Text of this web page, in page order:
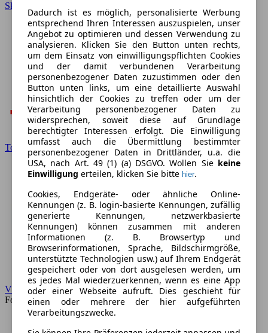
Dadurch ist es möglich, personalisierte Werbung
entsprechend Ihren Interessen auszuspielen, unser
Angebot zu optimieren und dessen Verwendung zu
analysieren. Klicken Sie den Button unten rechts,
um dem Einsatz von einwilligungspflichten Cookies
und der damit verbundenen Verarbeitung
personenbezogener Daten zuzustimmen oder den
Button unten links, um eine detaillierte Auswahl
hinsichtlich der Cookies zu treffen oder um der
Verarbeitung personenbezogener Daten zu
widersprechen, soweit diese auf Grundlage
berechtigter Interessen erfolgt. Die Einwilligung
umfasst auch die Übermittlung bestimmter
personenbezogener Daten in Drittländer, u.a. die
USA, nach Art. 49 (1) (a) DSGVO. Wollen Sie keine
Einwilligung erteilen, klicken Sie bitte hier.
Cookies, Endgeräte- oder ähnliche Online-
Kennungen (z. B. login-basierte Kennungen, zufällig
generierte Kennungen, netzwerkbasierte
Kennungen) können zusammen mit anderen
Informationen (z. B. Browsertyp und
Browserinformationen, Sprache, Bildschirmgröße,
unterstützte Technologien usw.) auf Ihrem Endgerät
gespeichert oder von dort ausgelesen werden, um
es jedes Mal wiederzuerkennen, wenn es eine App
oder einer Webseite aufruft. Dies geschieht für
einen oder mehrere der hier aufgeführten
Verarbeitungszwecke.
Skoda
Toyota
VW
Forum